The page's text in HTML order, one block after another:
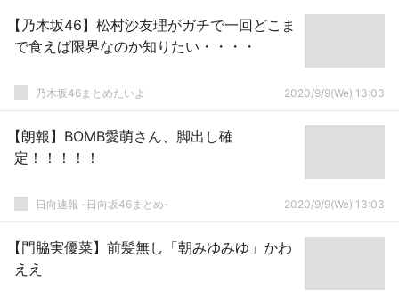
【乃木坂46】松村沙友理がガチで一回どこま
で食えば限界なのか知りたい・・・・
乃木坂46まとめたいよ 2020/9/9(We) 13:03
【朗報】BOMB愛萌さん、脚出し確
定！！！！！
日向速報 -日向坂46まとめ- 2020/9/9(We) 13:03
【門脇実優菜】前髪無し「朝みゆみゆ」かわ
ええ